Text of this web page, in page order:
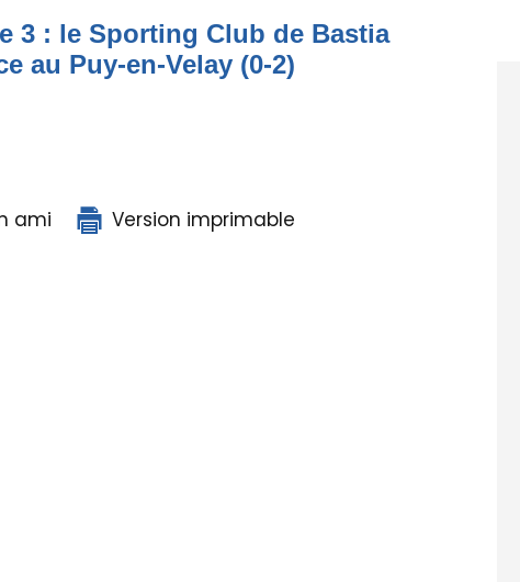
3 : le Sporting Club de Bastia
au Puy-en-Velay (0-2)
ami Version imprimable